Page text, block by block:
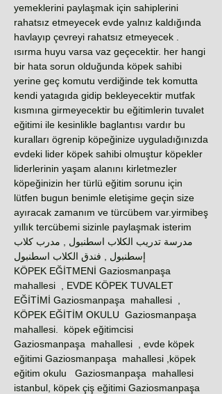
yemeklerini paylaşmak için sahiplerini
rahatsız etmeyecek evde yalnız kaldığında
havlayıp çevreyi rahatsız etmeyecek .
ısırma huyu varsa vaz geçecektir. her hangi
bir hata sorun olduğunda köpek sahibi
yerine geç komutu verdiğinde tek komutta
kendi yatagıda gidip bekleyecektir mutfak
kısmına girmeyecektir bu eğitimlerin tuvalet
eğitimi ile kesinlikle baglantısı vardır bu
kuralları ögrenip köpeğinize uyguladığınızda
evdeki lider köpek sahibi olmuştur köpekler
liderlerinin yaşam alanını kirletmezler
köpeğinizin her türlü eğitim sorunu için
lütfen bugun benimle eletişime geçin size
ayıracak zamanım ve türcübem var.yirmibeş
yıllık tercübemi sizinle paylaşmak isterim
مدرسة تدريب الكلاب اسطنبول , مدرب كلاب
إسطنبول , فندق الكلاب اسطنبول
KÖPEK EĞİTMENİ Gaziosmanpaşa
mahallesi , EVDE KÖPEK TUVALET
EĞİTİMİ Gaziosmanpaşa mahallesi ,
KÖPEK EĞİTİM OKULU Gaziosmanpaşa
mahallesi. köpek eğitimcisi
Gaziosmanpaşa mahallesi , evde köpek
eğitimi Gaziosmanpaşa mahallesi ,köpek
eğitim okulu Gaziosmanpaşa mahallesi
istanbul, köpek çiş eğitimi Gaziosmanpaşa